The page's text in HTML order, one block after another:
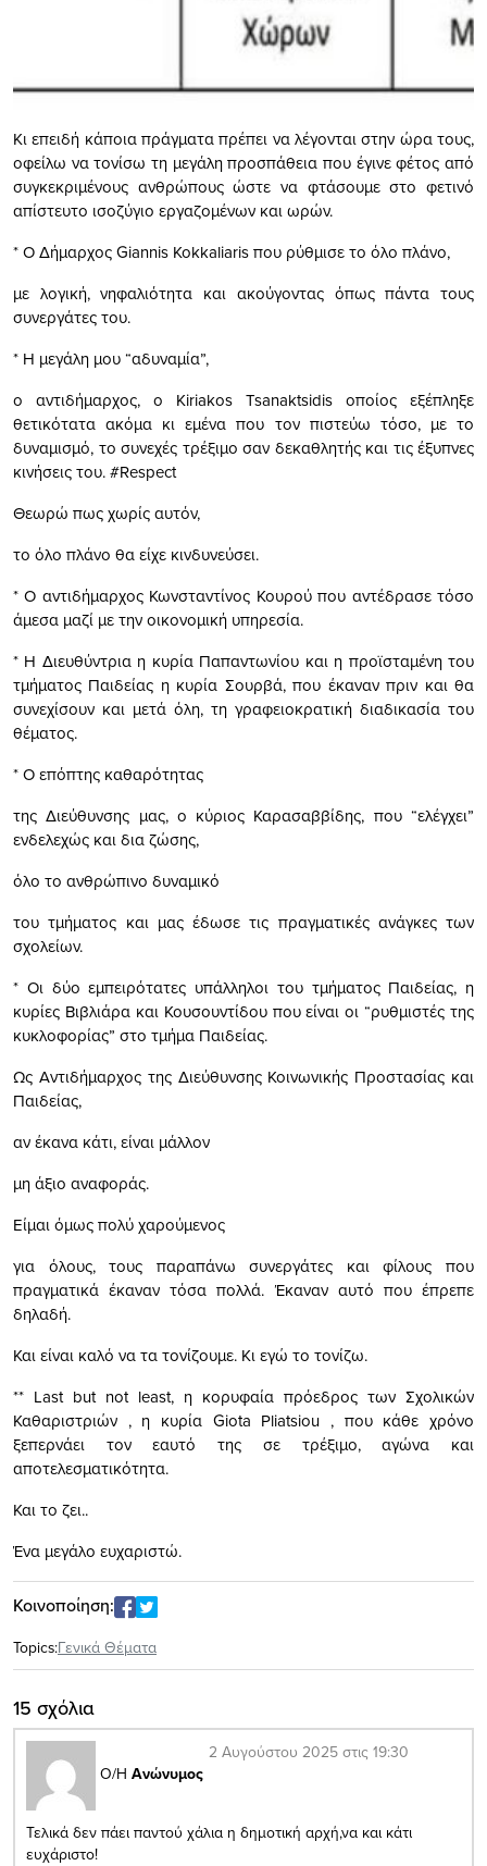
Κι επειδή κάποια πράγματα πρέπει να λέγονται στην ώρα τους,
οφείλω να τονίσω τη μεγάλη προσπάθεια που έγινε φέτος από
συγκεκριμένους ανθρώπους ώστε να φτάσουμε στο φετινό
απίστευτο ισοζύγιο εργαζομένων και ωρών.
* Ο Δήμαρχος Giannis Kokkaliaris που ρύθμισε το όλο πλάνο,
με λογική, νηφαλιότητα και ακούγοντας όπως πάντα τους
συνεργάτες του.
* Η μεγάλη μου “αδυναμία”,
ο αντιδήμαρχος, ο Kiriakos Tsanaktsidis οποίος εξέπληξε
θετικότατα ακόμα κι εμένα που τον πιστεύω τόσο, με το
δυναμισμό, το συνεχές τρέξιμο σαν δεκαθλητής και τις έξυπνες
κινήσεις του. #Respect
Θεωρώ πως χωρίς αυτόν,
το όλο πλάνο θα είχε κινδυνεύσει.
* Ο αντιδήμαρχος Κωνσταντίνος Κουρού που αντέδρασε τόσο
άμεσα μαζί με την οικονομική υπηρεσία.
* Η Διευθύντρια η κυρία Παπαντωνίου και η προϊσταμένη του
τμήματος Παιδείας η κυρία Σουρβά, που έκαναν πριν και θα
συνεχίσουν και μετά όλη, τη γραφειοκρατική διαδικασία του
θέματος.
* Ο επόπτης καθαρότητας
της Διεύθυνσης μας, ο κύριος Καρασαββίδης, που “ελέγχει”
ενδελεχώς και δια ζώσης,
όλο το ανθρώπινο δυναμικό
του τμήματος και μας έδωσε τις πραγματικές ανάγκες των
σχολείων.
* Οι δύο εμπειρότατες υπάλληλοι του τμήματος Παιδείας, η
κυρίες Βιβλιάρα και Κουσουντίδου που είναι οι “ρυθμιστές της
κυκλοφορίας” στο τμήμα Παιδείας.
Ως Αντιδήμαρχος της Διεύθυνσης Κοινωνικής Προστασίας και
Παιδείας,
αν έκανα κάτι, είναι μάλλον
μη άξιο αναφοράς.
Είμαι όμως πολύ χαρούμενος
για όλους, τους παραπάνω συνεργάτες και φίλους που
πραγματικά έκαναν τόσα πολλά. Έκαναν αυτό που έπρεπε
δηλαδή.
Και είναι καλό να τα τονίζουμε. Κι εγώ το τονίζω.
** Last but not least, η κορυφαία πρόεδρος των Σχολικών
Καθαριστριών , η κυρία Giota Pliatsiou , που κάθε χρόνο
ξεπερνάει τον εαυτό της σε τρέξιμο, αγώνα και
αποτελεσματικότητα.
Και το ζει..
Ένα μεγάλο ευχαριστώ.
Κοινοποίηση:
Topics:Γενικά Θέματα
15 σχόλια
Ο/Η Ανώνυμος
2 Αυγούστου 2025 στις 19:30
Τελικά δεν πάει παντού χάλια η δημοτική αρχή,να και κάτι
ευχάριστο!